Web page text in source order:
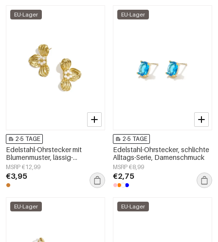
EU-Lager
2-5 TAGE
Edelstahl-Ohrstecker mit
Blumenmuster, lässig-
romantisch, Damenschmuck
MSRP €12,99
€3,95
EU-Lager
2-5 TAGE
Edelstahl-Ohrstecker, schlichte
Alltags-Serie, Damenschmuck
MSRP €8,99
€2,75
EU-Lager EU-Lager